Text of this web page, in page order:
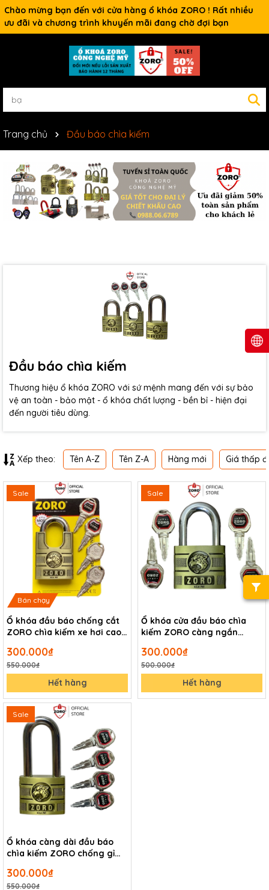
Chào mừng bạn đến với cửa hàng ổ khóa ZORO ! Rất nhiều
ưu đãi và chương trình khuyến mãi đang chờ đợi bạn
Trang chủ Đầu báo chìa kiếm
Đầu báo chìa kiếm
Thương hiệu ổ khóa ZORO với sứ mệnh mang đến với sự bảo
vệ an toàn - bảo mật - ổ khóa chất lượng - bền bỉ - hiện đại
đến người tiêu dùng.
Xếp theo: Tên A-Z Tên Z-A Hàng mới Giá thấp
Sale
Bán chạy
Ổ khóa đầu báo chống cắt
ZORO chìa kiếm xe hơi cao
300.000₫
550.000₫
Hết hàng
Sale
Ổ khóa cửa đầu báo chìa
kiếm ZORO càng ngắn
300.000₫
500.000₫
Hết hàng
Sale
Ổ khóa càng dài đầu báo
chìa kiếm ZORO chống gỉ
300.000₫
550.000₫